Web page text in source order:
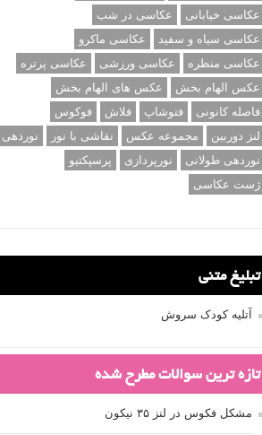
عکاسی خیابانی
عکاسی در شب
عکاسی سیاه و سفید
عکاسی ماکرو
عکاسی منظره
عکاسی ورزشی
عکاسی پرتره
عکس الهام بخش
عکس های الهام بخش
فاصله کانونی
فتوشاپ فلاش
فوکوس
لنز دوربین
مجموعه عکس نقاشی با نور
نوردهی
نوردهی طولانی
نورپردازی
پرسپکتیو
ژست عکاسی
تبلیغ متنی
آتلیه کودک سروش
تازه ترین سوالات مطرح شده
مشکل فکوس در لنز ۳۵ نیکون